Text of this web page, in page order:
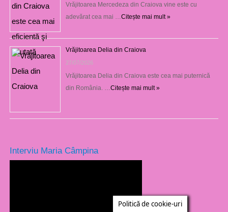
Vrăjitoarea Mercedeza din Craiova vine este cu
adevărat cea mai … Citește mai mult »
Vrăjitoarea Delia din Craiova
27/07/2026
Vrăjitoarea Delia din Craiova este cea mai puternică
din România. … Citește mai mult »
Interviu Maria Câmpina
Politică de cookie-uri